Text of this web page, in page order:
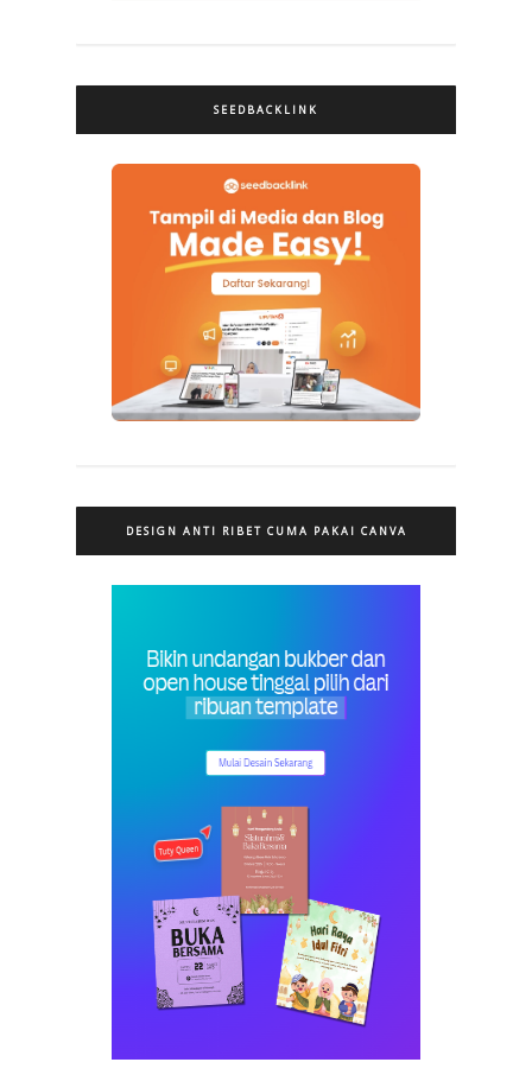
SEEDBACKLINK
DESIGN ANTI RIBET CUMA PAKAI CANVA